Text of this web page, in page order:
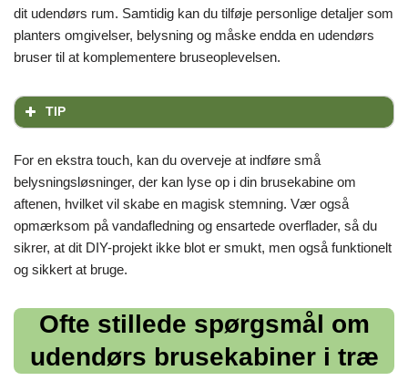
dit udendørs rum. Samtidig kan du tilføje personlige detaljer som
planters omgivelser, belysning og måske endda en udendørs
bruser til at komplementere bruseoplevelsen.
TIP
For en ekstra touch, kan du overveje at indføre små
belysningsløsninger, der kan lyse op i din brusekabine om
aftenen, hvilket vil skabe en magisk stemning. Vær også
opmærksom på vandafledning og ensartede overflader, så du
sikrer, at dit DIY-projekt ikke blot er smukt, men også funktionelt
og sikkert at bruge.
Ofte stillede spørgsmål om
udendørs brusekabiner i træ